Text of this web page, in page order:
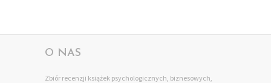
O NAS
Zbiór recenzji książek psychologicznych, biznesowych,